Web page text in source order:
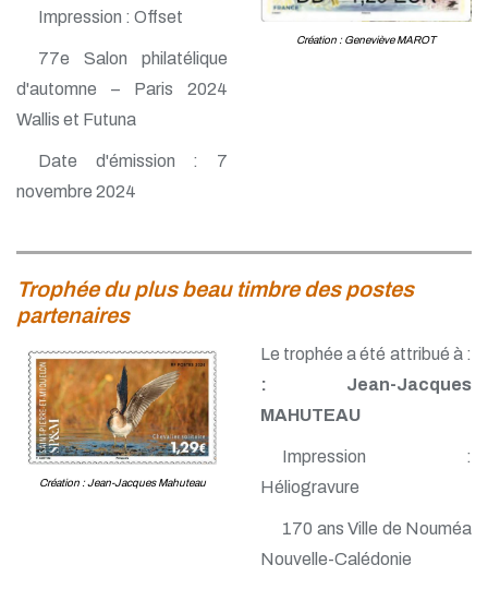
Impression : Offset
77e Salon philatélique
d'automne – Paris 2024
Wallis et Futuna
Date d'émission : 7
novembre 2024
Création : Geneviève MAROT
Trophée du plus beau timbre des postes
partenaires
Création : Jean-Jacques Mahuteau
Le trophée a été attribué à :
: Jean-Jacques
MAHUTEAU
Impression :
Héliogravure
170 ans Ville de Nouméa
Nouvelle-Calédonie